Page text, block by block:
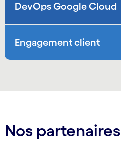
DevOps Google Cloud
Engagement client
Nos partenaires